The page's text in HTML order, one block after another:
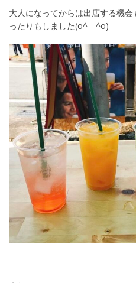
大人になってからは出店する機
ったりもしました(o^―^o)